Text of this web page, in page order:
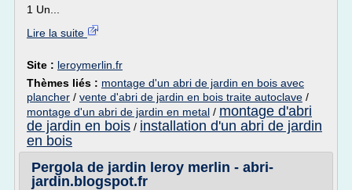
1 Un...
Lire la suite
Site : leroymerlin.fr
Thèmes liés : montage d'un abri de jardin en bois avec
plancher / vente d'abri de jardin en bois traite autoclave /
montage d'un abri de jardin en metal / montage d'abri
de jardin en bois / installation d'un abri de jardin
en bois
Pergola de jardin leroy merlin - abri-
jardin.blogspot.fr